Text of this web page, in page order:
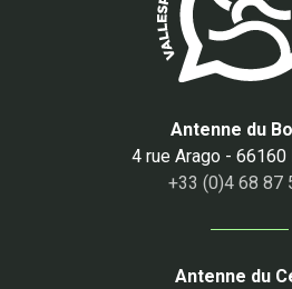
Antenne du
4 rue Arago - 66160
+33 (0)4 68 87
Antenne du